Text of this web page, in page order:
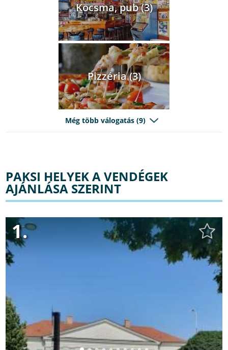
Kocsma, pub (3)
Pizzéria (3)
Még több válogatás (9)
PAKSI HELYEK A VENDÉGEK
AJÁNLÁSA SZERINT
1.